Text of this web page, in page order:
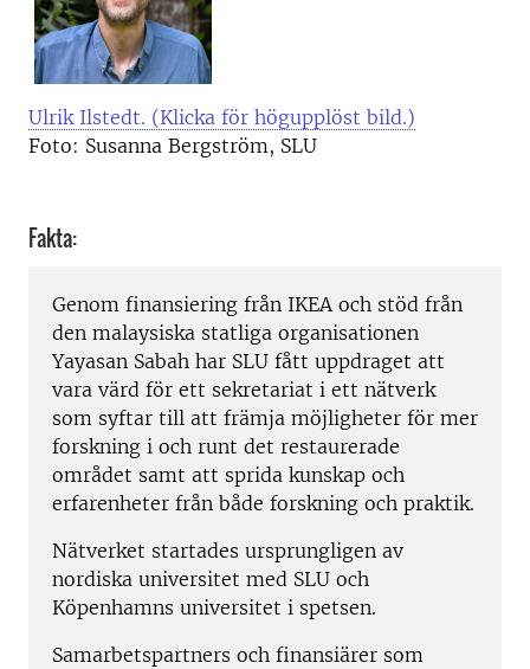
Ulrik Ilstedt. (Klicka för högupplöst bild.)
Foto: Susanna Bergström, SLU
Fakta:
Genom finansiering från IKEA och stöd från
den malaysiska statliga organisationen
Yayasan Sabah har SLU fått uppdraget att
vara värd för ett sekretariat i ett nätverk
som syftar till att främja möjligheter för mer
forskning i och runt det restaurerade
området samt att sprida kunskap och
erfarenheter från både forskning och praktik.
Nätverket startades ursprungligen av
nordiska universitet med SLU och
Köpenhamns universitet i spetsen.
Samarbetspartners och finansiärer som